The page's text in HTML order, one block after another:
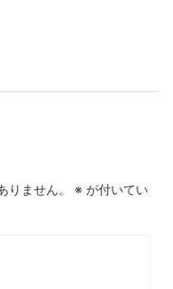
りません。 ※ が付いてい